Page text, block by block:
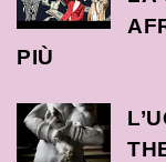
PIÙ